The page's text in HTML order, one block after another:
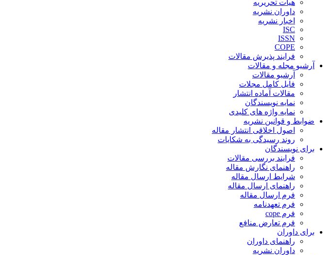
هیات تحریریه
داوران نشریه
اخبار نشریه
ISC
ISSN
COPE
فرایند پذیرش مقالات
آرشیو مجله و مقالات
آرشیو مقالات
فایل کامل مجلات
مقالات آماده انتشار
نمایه نویسندگان
نمایه واژه های کلیدی
ضوابط و قوانین نشریه
اصول اخلاقی انتشار مقاله
روند رسیدگی به شکایات
برای نویسندگان
فرایند بررسی مقالات
راهنمای نگارش مقاله
شرایط ارسال مقاله
راهنمای ارسال مقاله
فرم ارسال مقاله
فرم تعهدنامه
فرم cope
فرم تعارض منافع
برای داوران
راهنمای داوران
داوران نشریه